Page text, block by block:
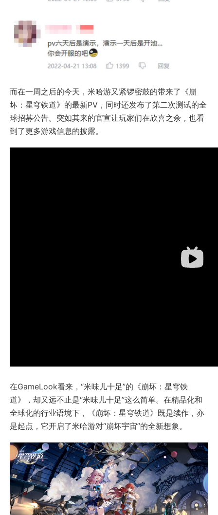
而在一周之后的今天，米哈游又紧锣密鼓的带来了《崩
坏：星穹铁道》的最新PV，同时还发布了第二次测试的全
球招募公告。突如其来的官宣让玩家们在欣喜之余，也看
到了更多游戏信息的披露。
在GameLook看来，“米味儿十足”的《崩坏：星穹铁
道》，却又远不止是“米味儿十足”这么简单。在精品化和
全球化的行业语境下，《崩坏：星穹铁道》既是续作，亦
是起点，它开启了米哈游对“崩坏宇宙”的全新想象。